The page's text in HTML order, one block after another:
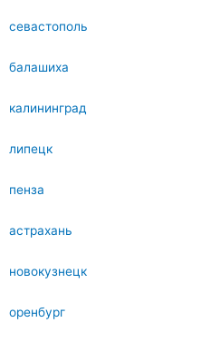
севастополь
балашиха
калининград
липецк
пенза
астрахань
новокузнецк
оренбург